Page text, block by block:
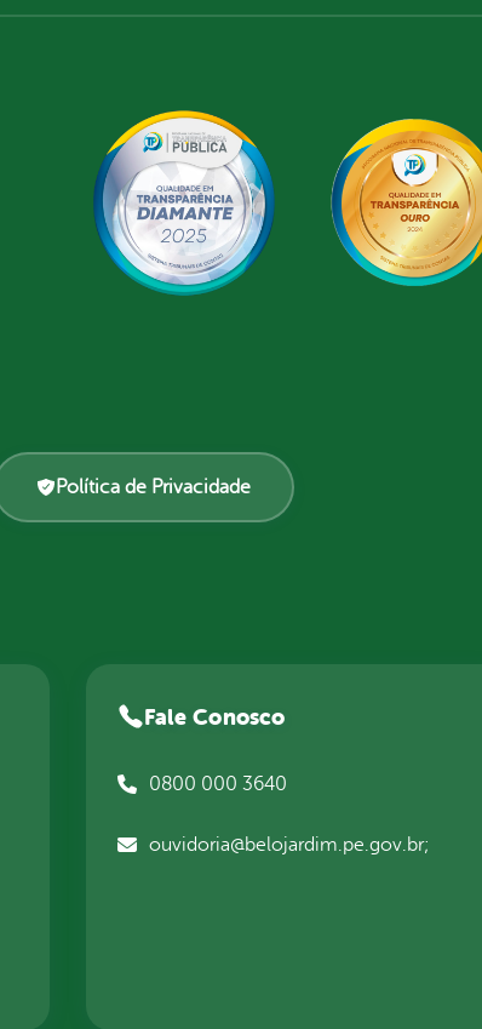
Política de Privacidade
Fale Conosco
0800 000 3640
ouvidoria@belojardim.pe.gov.br;